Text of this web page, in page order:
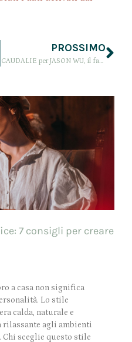
PROSSIMO
CAUDALIE per JASON WU, il fashion designer veste l’iconica Eau de Beauté Caudalie
7 consigli per creare
a casa non significa
Lo stile
calda, naturale e
rilassante agli ambienti
sceglie questo stile